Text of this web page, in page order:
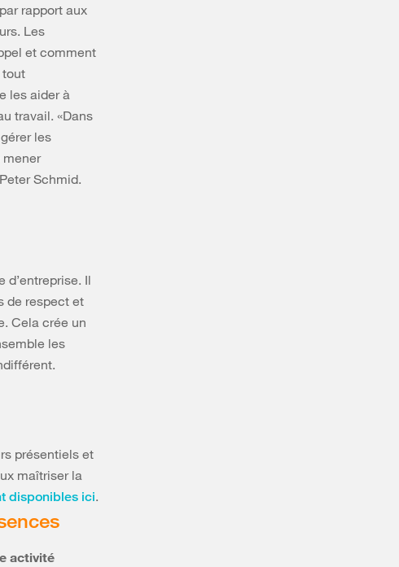
rapport aux
Les
et comment
tout
les aider à
travail. «Dans
les
Schmid.
Il
de respect et
Cela crée un
les
présentiels et
maîtriser la
disponibles ici.
activité